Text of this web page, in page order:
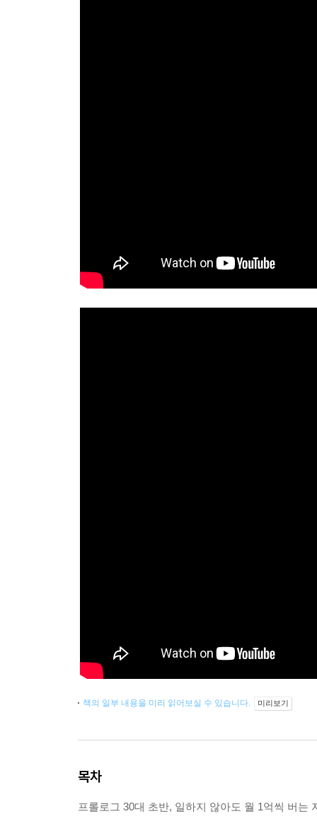
책의 일부 내용을 미리 읽어보실 수 있습니다. 미리보기
목차
프롤로그 30대 초반, 일하지 않아도 월 1억씩 버는